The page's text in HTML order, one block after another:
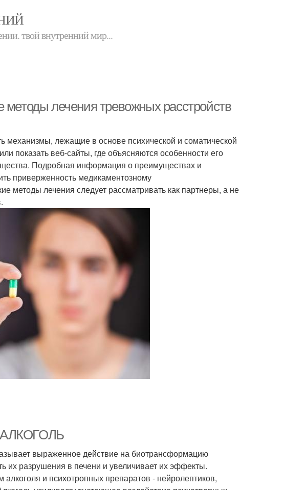
твой внутренний мир...
лечения тревожных расстройств
механизмы, лежащие в основе психической и соматической
показать веб-сайты, где объясняются особенности его
Подробная информация о преимуществах и
приверженность медикаментозному
методы лечения следует рассматривать как партнеры, а не
выраженное действие на биотрансформацию
их разрушения в печени и увеличивает их эффекты.
и психотропных препаратов - нейролеп­тиков,